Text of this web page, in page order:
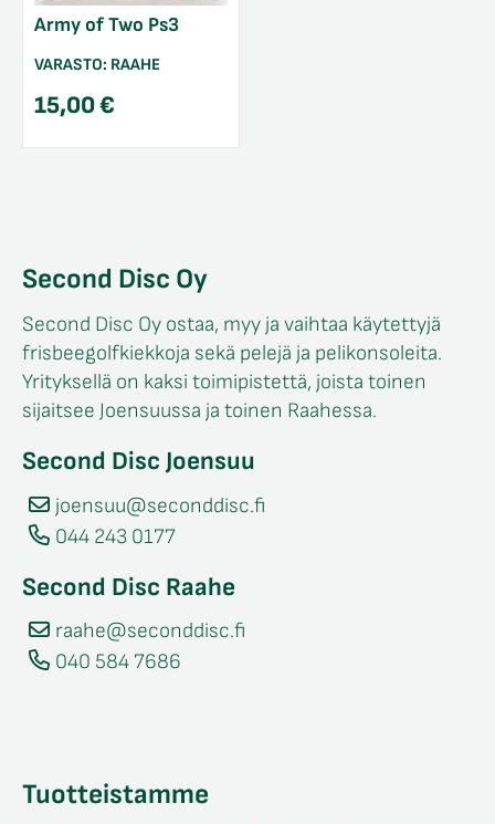
Army of Two Ps3
VARASTO: RAAHE
15,00€
Second Disc Oy
Second Disc Oy ostaa, myy ja vaihtaa käytettyjä
frisbeegolfkiekkoja sekä pelejä ja pelikonsoleita.
Yrityksellä on kaksi toimipistettä, joista toinen
sijaitsee Joensuussa ja toinen Raahessa.
Second Disc Joensuu
joensuu@seconddisc.fi
044 243 0177
Second Disc Raahe
raahe@seconddisc.fi
040 584 7686
Tuotteistamme